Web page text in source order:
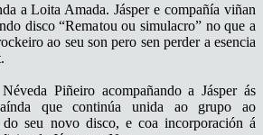
a Loita Amada. Jásper e compañía viñan
disco “Rematou ou simulacro” no que a
ao seu son pero sen perder a esencia
Piñeiro acompañando a Jásper ás
que continúa unida ao grupo ao
seu novo disco, e coa incorporación á